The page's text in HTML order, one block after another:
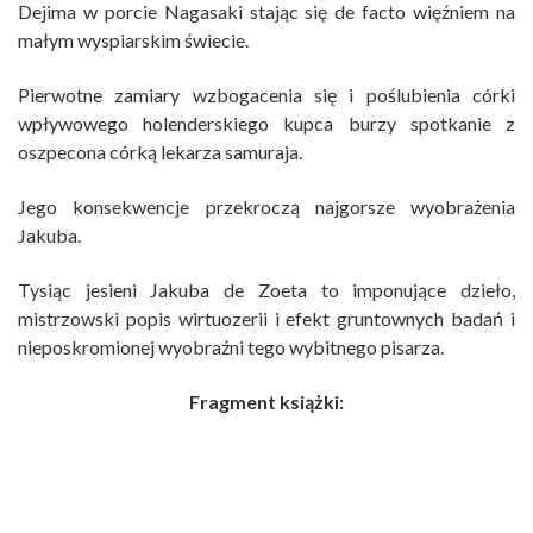
Dejima w porcie Nagasaki stając się de facto więźniem na
małym wyspiarskim świecie.
Pierwotne zamiary wzbogacenia się i poślubienia córki
wpływowego holenderskiego kupca burzy spotkanie z
oszpecona córką lekarza samuraja.
Jego konsekwencje przekroczą najgorsze wyobrażenia
Jakuba.
Tysiąc jesieni Jakuba de Zoeta to imponujące dzieło,
mistrzowski popis wirtuozerii i efekt gruntownych badań i
nieposkromionej wyobraźni tego wybitnego pisarza.
Fragment książki: